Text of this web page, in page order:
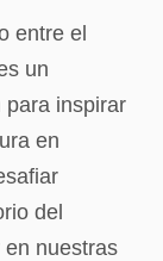
entre el
un
para inspirar
en
del
nuestras